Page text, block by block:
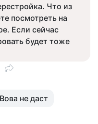
Что из
посмотреть на
Если сейчас
будет тоже
не даст